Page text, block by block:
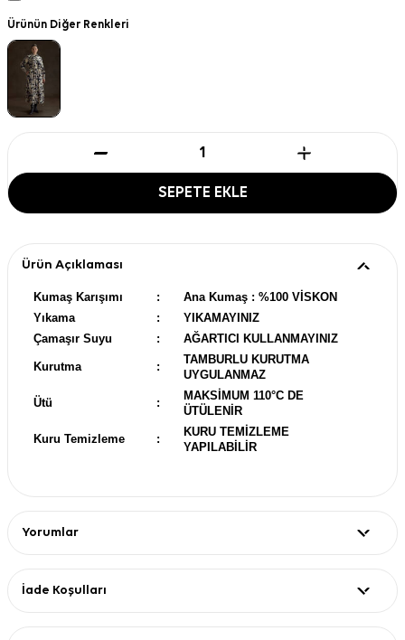
Ürünün Diğer Renkleri
SEPETE EKLE
Ürün Açıklaması
Kumaş Karışımı :
Ana Kumaş : %100 VİSKON
Yıkama
:
YIKAMAYINIZ
Çamaşır Suyu
: AĞARTICI KULLANMAYINIZ
Kurutma :
TAMBURLU KURUTMA
UYGULANMAZ
Ütü :
MAKSİMUM 110°C DE
ÜTÜLENİR
Kuru Temizleme :
KURU TEMİZLEME
YAPILABİLİR
Yorumlar
İade Koşulları